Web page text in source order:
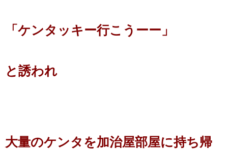
「ケンタッキー行こうーー」
と誘われ
大量のケンタを加治屋部屋に持ち帰